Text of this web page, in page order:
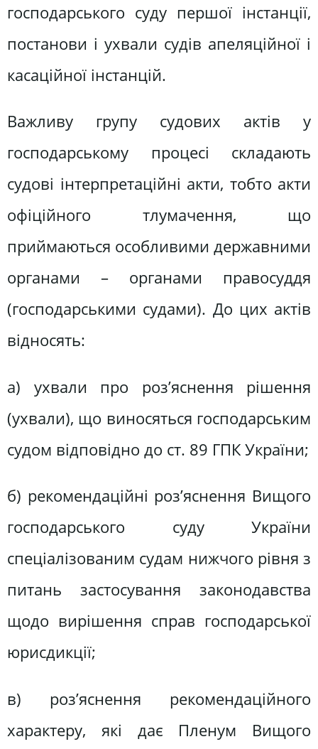
господарського суду першої інстанції,
постанови і ухвали судів апеляційної і
касаційної інстанцій.
Важливу групу судових актів у
господарському процесі складають
судові інтерпретаційні акти, тобто акти
офіційного тлумачення, що
приймаються особливими державними
органами – органами правосуддя
(господарськими судами). До цих актів
відносять:
а) ухвали про роз’яснення рішення
(ухвали), що виносяться господарським
судом відповідно до ст. 89 ГПК України;
б) рекомендаційні роз’яснення Вищого
господарського суду України
спеціалізованим судам нижчого рівня з
питань застосування законодавства
щодо вирішення справ господарської
юрисдикції;
в) роз’яснення рекомендаційного
характеру, які дає Пленум Вищого